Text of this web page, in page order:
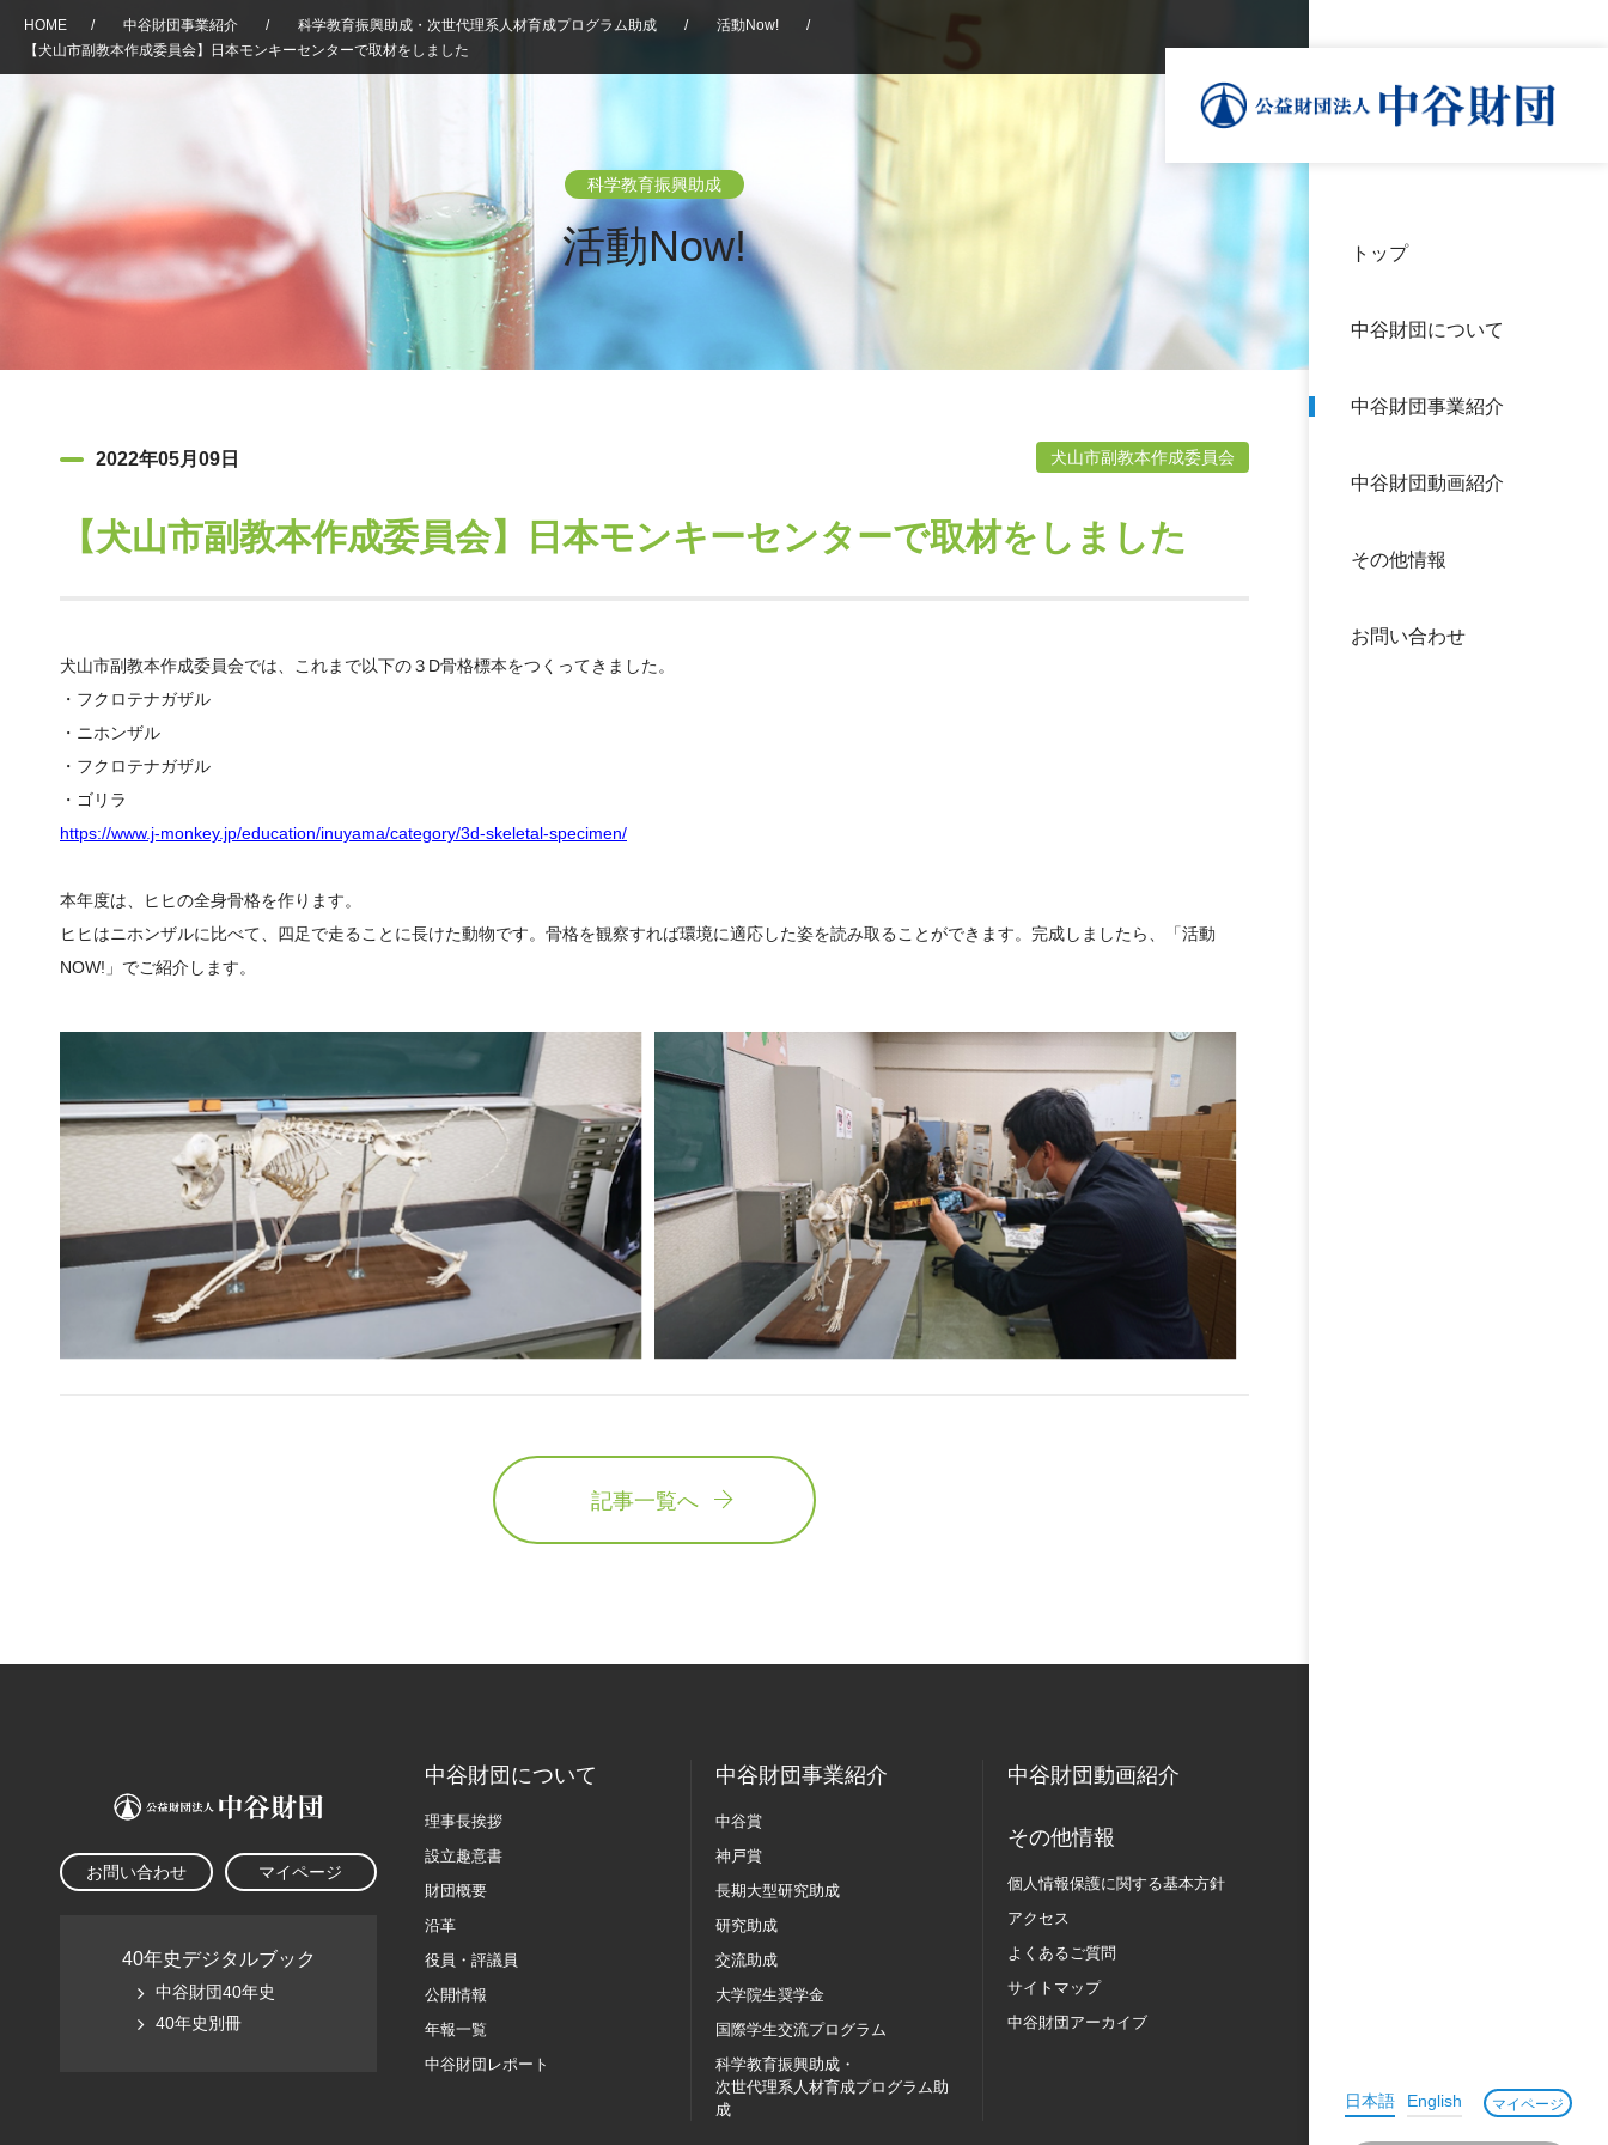
トップ
中谷財団について
中谷財団事業紹介
中谷財団動画紹介
その他情報
お問い合わせ
日本語 English マイページ
HOME / 中谷財団事業紹介 / 科学教育振興助成・次世代理系人材育成プログラム助成 / 活動Now!
/
【犬山市副教本作成委員会】日本モンキーセンターで取材をしました
科学教育振興助成
活動Now!
2022年05月09日 犬山市副教本作成委員会
【犬山市副教本作成委員会】日本モンキーセンターで取材をしました
犬山市副教本作成委員会では、これまで以下の３D骨格標本をつくってきました。
・フクロテナガザル
・ニホンザル
・フクロテナガザル
・ゴリラ
https://www.j-monkey.jp/education/inuyama/category/3d-skeletal-specimen/
本年度は、ヒヒの全身骨格を作ります。
ヒヒはニホンザルに比べて、四足で走ることに長けた動物です。骨格を観察すれば環境に適応した姿を読み取ることができます。完成しましたら、「活動
NOW!」でご紹介します。
記事一覧へ
お問い合わせ マイページ
40年史デジタルブック
中谷財団40年史
40年史別冊
中谷財団について
理事長挨拶
設立趣意書
財団概要
沿革
役員・評議員
公開情報
年報一覧
中谷財団レポート
中谷財団事業紹介
中谷賞
神戸賞
長期大型研究助成
研究助成
交流助成
大学院生奨学金
国際学生交流プログラム
科学教育振興助成・
次世代理系人材育成プログラム助
成
中谷財団動画紹介
その他情報
個人情報保護に関する基本方針
アクセス
よくあるご質問
サイトマップ
中谷財団アーカイブ